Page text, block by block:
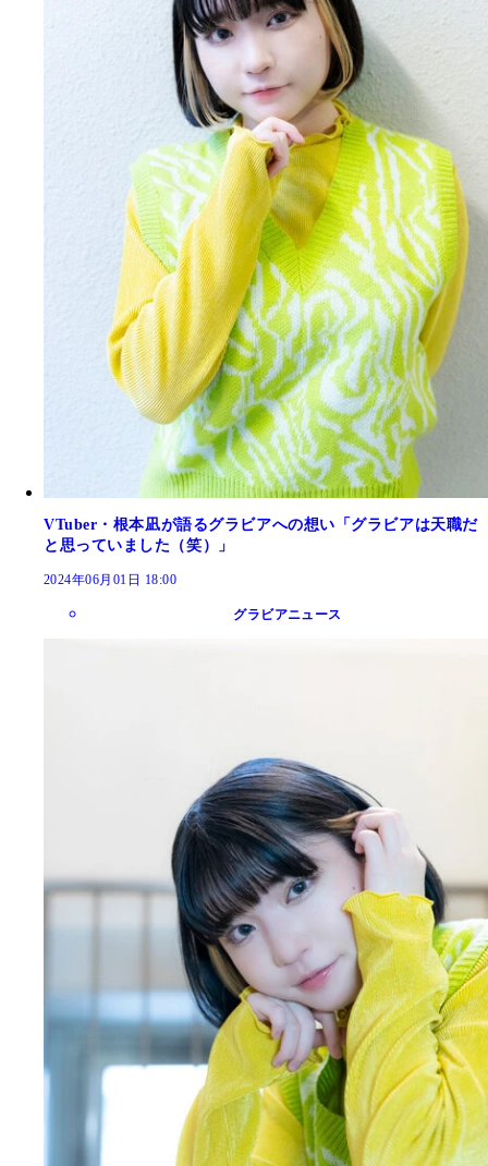
VTuber・根本凪が語るグラビアへの想い「グラビアは天職だ
と思っていました（笑）」
2024年06月01日 18:00
グラビアニュース